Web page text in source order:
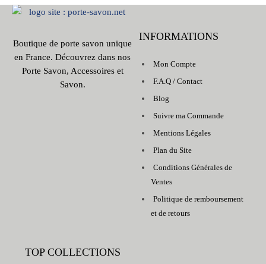
Boutique de porte savon unique
en France. Découvrez dans nos
Porte Savon, Accessoires et
Savon.
INFORMATIONS
Mon Compte
F.A.Q / Contact
Blog
Suivre ma Commande
Mentions Légales
Plan du Site
Conditions Générales de
Ventes
Politique de remboursement
et de retours
TOP COLLECTIONS